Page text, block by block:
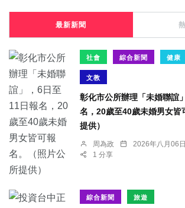
最新新聞
社會 綜合新聞 健康
文教
彰化市公所辦理「未婚聯誼
名，20歲至40歲未婚男女皆
提供）
周為政 2026年八月06日
1 分享
綜合新聞 旅遊